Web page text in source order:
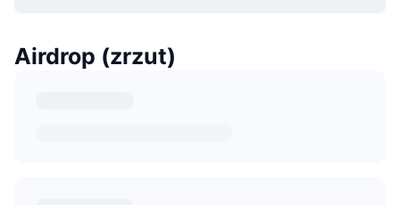
Airdrop (zrzut)